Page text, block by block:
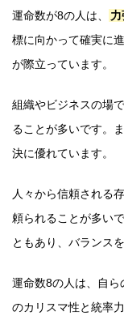
運命数が8の人は、
標に向かって確実に
が際立っています。
組織やビジネスの場
ることが多いです。
決に優れています。
人々から信頼される
頼られることが多い
ともあり、バランス
運命数8の人は、自
のカリスマ性と統率